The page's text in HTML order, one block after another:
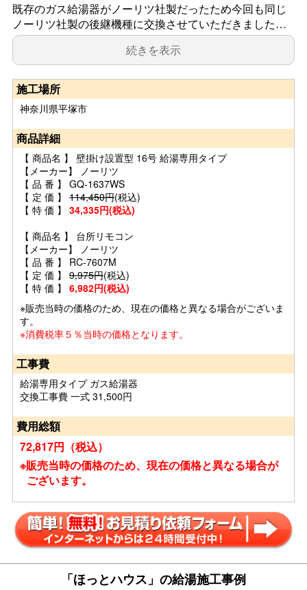
既存のガス給湯器がノーリツ社製だったため今回も同じ
ノーリツ社製の後継機種に交換させていただきました…
続きを表示
施工場所
神奈川県平塚市
商品詳細
【 商品名 】 壁掛け設置型 16号 給湯専用タイプ
【メーカー】 ノーリツ
【 品 番 】 GQ-1637WS
【 定 価 】 114,450円(税込)
【 特 価 】 34,335円(税込)
【 商品名 】 台所リモコン
【メーカー】 ノーリツ
【 品 番 】 RC-7607M
【 定 価 】 9,975円(税込)
【 特 価 】 6,982円(税込)
※販売当時の価格のため、現在の価格と異なる場合がございま
す。
※消費税率５％当時の価格となります。
工事費
給湯専用タイプ ガス給湯器
交換工事費 一式 31,500円
費用総額
72,817円（税込）
※販売当時の価格のため、現在の価格と異なる場合が
ございます。
「ほっとハウス」の給湯施工事例